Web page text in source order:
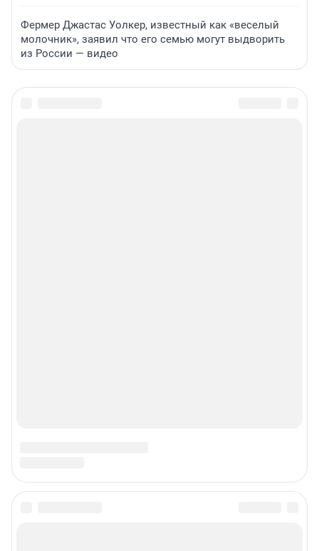
Фермер Джастас Уолкер, известный как «веселый
молочник», заявил что его семью могут выдворить
из России — видео